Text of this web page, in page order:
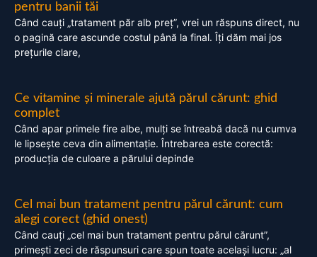
pentru banii tăi
Când cauți „tratament păr alb preț”, vrei un răspuns direct, nu
o pagină care ascunde costul până la final. Îți dăm mai jos
prețurile clare,
Ce vitamine și minerale ajută părul cărunt: ghid
complet
Când apar primele fire albe, mulți se întreabă dacă nu cumva
le lipsește ceva din alimentație. Întrebarea este corectă:
producția de culoare a părului depinde
Cel mai bun tratament pentru părul cărunt: cum
alegi corect (ghid onest)
Când cauți „cel mai bun tratament pentru părul cărunt”,
primești zeci de răspunsuri care spun toate același lucru: „al